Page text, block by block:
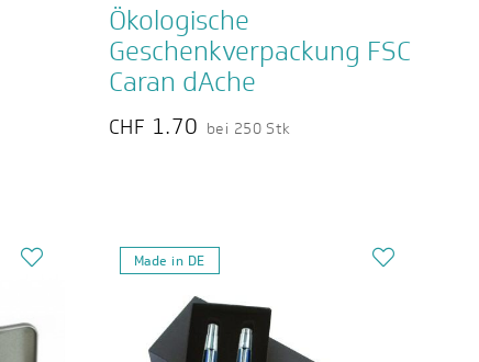
Ökologische
Geschenkverpackung FSC
Caran dAche
CHF 1.70 bei 250 Stk
Made in DE